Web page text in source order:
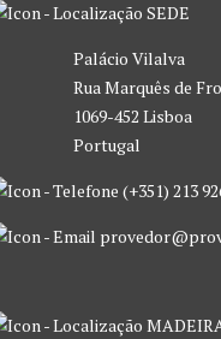
SEDE
Palácio Vilalva
Rua Marquês de
1069-452 Lisboa
Portugal
(+351) 213